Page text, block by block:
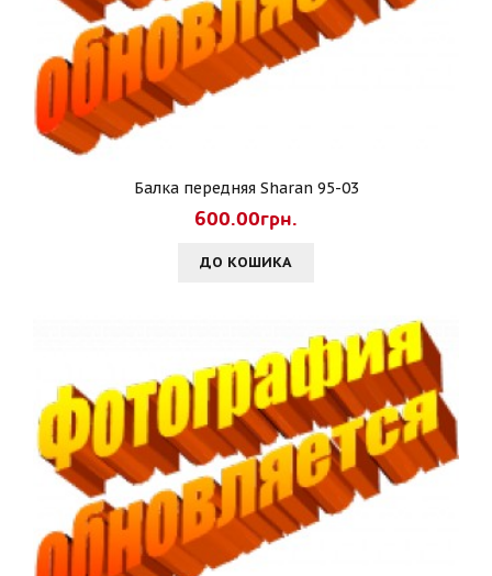
Балка передняя Sharan 95-03
600.00грн.
ДО КОШИКА